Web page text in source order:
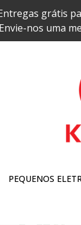
grátis
nos uma
PEQUENOS